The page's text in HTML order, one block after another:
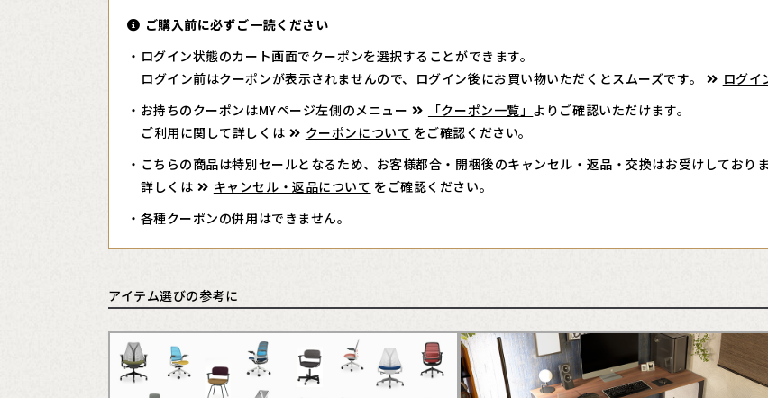
ご購入前に必ずご一読ください
・ログイン状態のカート画面でクーポンを選択することができます。
ログイン前はクーポンが表示されませんので、ログイン後にお買い物いただくとスムーズです。
ログイ
・お持ちのクーポンはMYページ左側のメニュー
「クーポン一覧」 よりご確認いただけます。
ご利用に関して詳しくは
クーポンについて をご確認ください。
・こちらの商品は特別セールとなるため、お客様都合・開梱後のキャンセル・返品・交換はお受けしておりま
詳しくは
キャンセル・返品について をご確認ください。
・各種クーポンの併用はできません。
アイテム選びの参考に